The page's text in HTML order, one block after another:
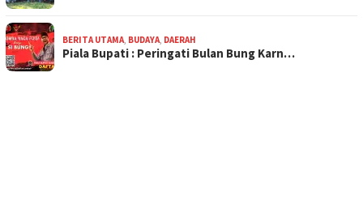
BERITA UTAMA, BUDAYA, DAERAH
Piala Bupati : Peringati Bulan Bung Karn…